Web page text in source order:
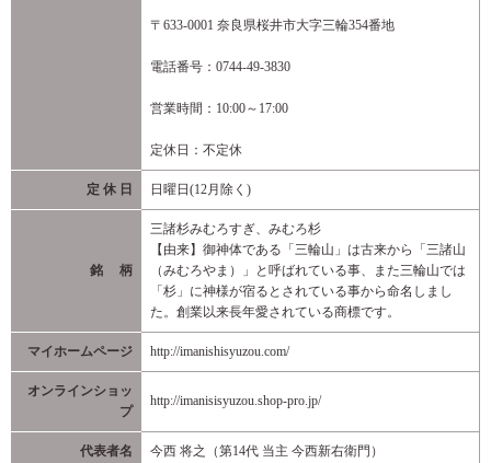
〒633-0001 奈良県桜井市大字三輪354番地
電話番号：0744-49-3830
営業時間：10:00～17:00
定休日：不定休
定 休 日 日曜日(12月除く)
銘 柄
三諸杉みむろすぎ、みむろ杉
【由来】御神体である「三輪山」は古来から「三諸山
（みむろやま）」と呼ばれている事、また三輪山では
「杉」に神様が宿るとされている事から命名しまし
た。創業以来長年愛されている商標です。
マイホームページ http://imanishisyuzou.com/
オンラインショッ
プ
http://imanisisyuzou.shop-pro.jp/
代表者名 今西 将之（第14代 当主 今西新右衛門）